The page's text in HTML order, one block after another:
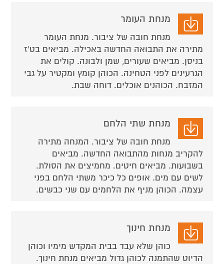
מנחת העומר
מנחת חובה של ציבור. מנחת העומר
מתירה את התבואה החדשה באכילה. מביאים בט'ז
בניסן. מביאים שעורים, שמן ולבונה. קולים את
הגרעינים לפני הטחינה. הכוהן קומץ ומקטיר על גבי
המזבח. הכוהנים אוכלים. דוחה שבת.
מנחת שתי הלחם
מנחת חובה של ציבור. המנחה מתירה
להקריב מנחות מהתבואה החדשה. מביאים
בשבועות. מביאים חיטים. מחמיצים את הסולת.
לשים עם מים. אופים כל כיכר משתי הלחם בפני
עצמה. הכוהן מניף את הלחמים עם שני כבשים.
מנחת חינוך
כוהן שלא עבד בבית המקדש מימיו וכוהן
הדיוט שהתמנה לכוהן גדול מביאים מנחת חינוך.